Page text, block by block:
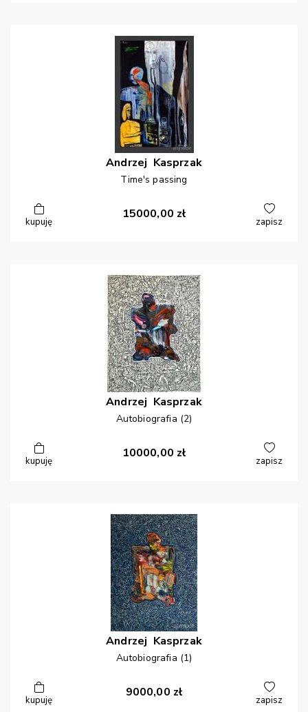
Andrzej Kasprzak
Time's passing
kupuję
15000,00 zł
zapisz
Andrzej Kasprzak
Autobiografia (2)
kupuję
10000,00 zł
zapisz
Andrzej Kasprzak
Autobiografia (1)
kupuję
9000,00 zł
zapisz